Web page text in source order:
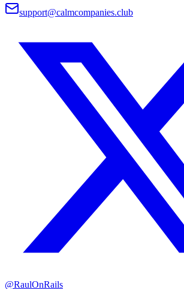
support@calmcompanies.club
@RaulOnRails